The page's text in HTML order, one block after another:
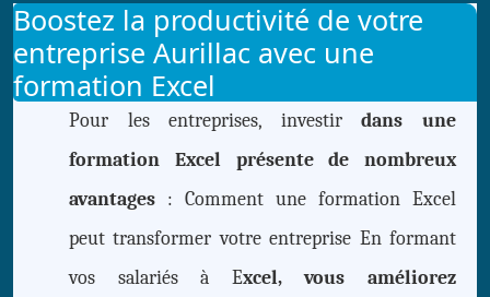
Boostez la productivité de votre
entreprise Aurillac avec une
formation Excel
Pour les entreprises, investirdans une
formation Excel présente de nombreux
avantages: Comment une formation Excel
peut transformer votre entreprise En formant
vos salariés à Excel, vous améliorez